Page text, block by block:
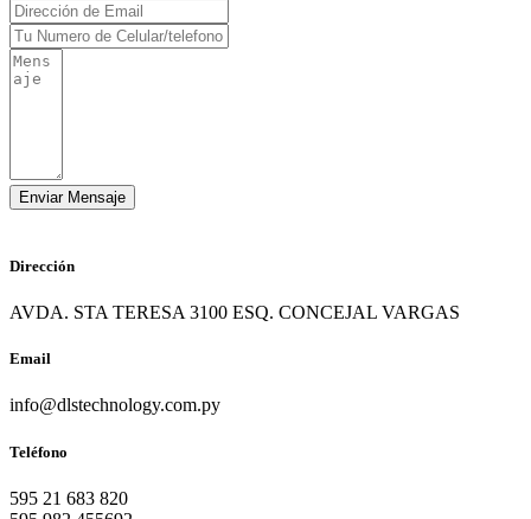
Dirección
AVDA. STA TERESA 3100 ESQ. CONCEJAL VARGAS
Email
info@dlstechnology.com.py
Teléfono
595 21 683 820